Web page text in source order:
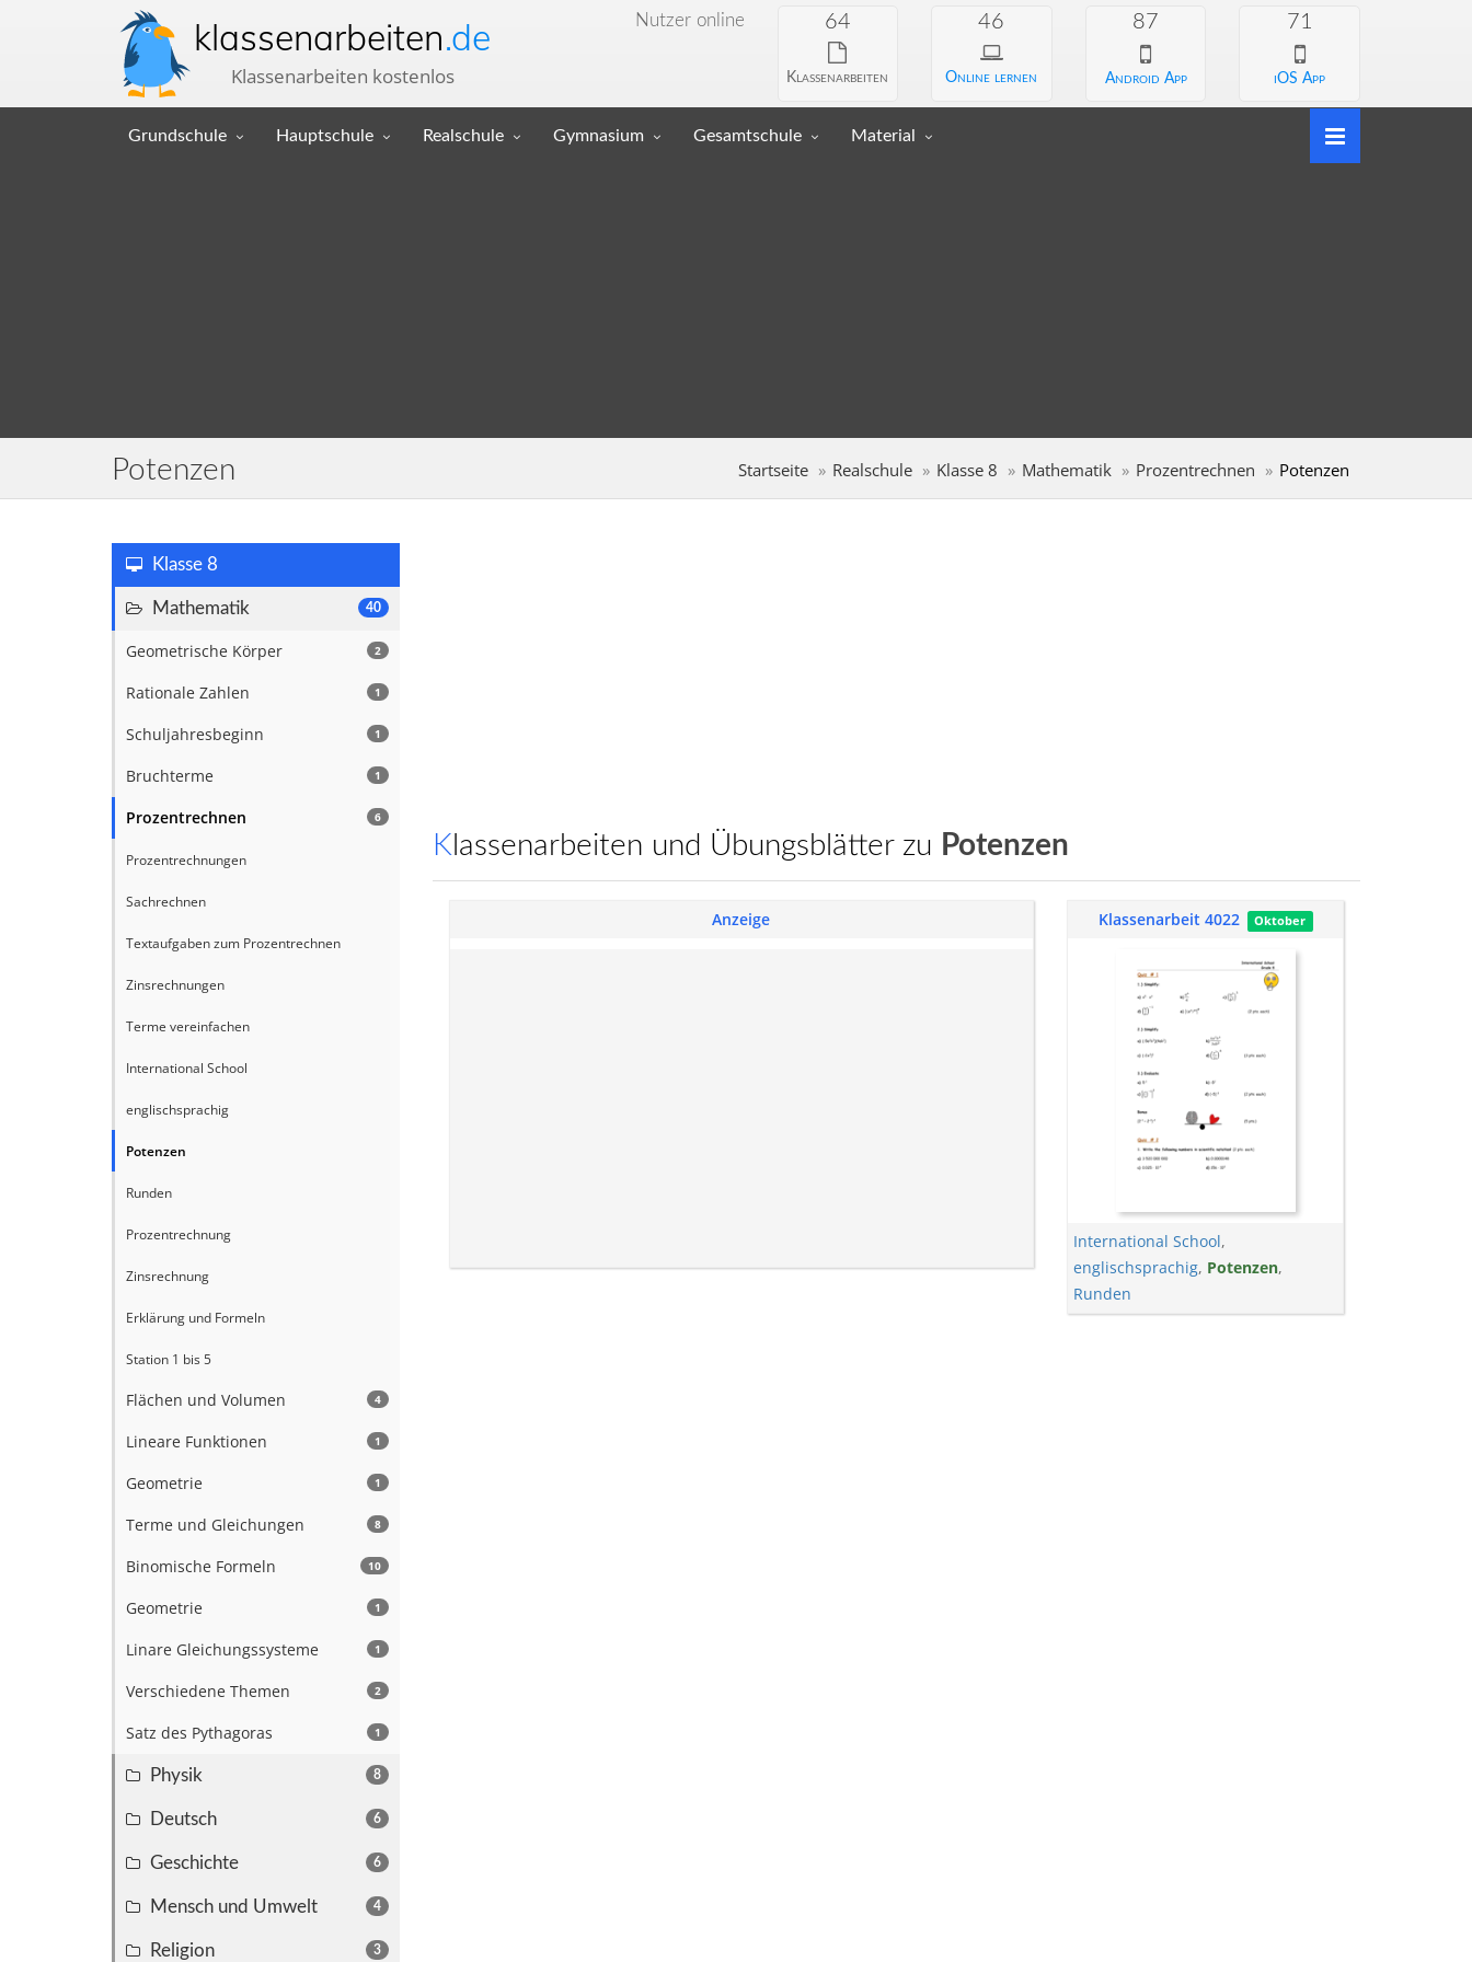
klassenarbeiten.de
Klassenarbeiten kostenlos
Nutzer online 64
Klassenarbeiten
46
Online lernen
87
Android App
71
iOS App
Grundschule Hauptschule Realschule Gymnasium Gesamtschule Material
Potenzen Startseite Realschule Klasse 8 Mathematik Prozentrechnen Potenzen
Klasse 8
40
Mathematik
2
Geometrische Körper
1
Rationale Zahlen
1
Schuljahresbeginn
1
Bruchterme
6
Prozentrechnen
Prozentrechnungen
Sachrechnen
Textaufgaben zum Prozentrechnen
Zinsrechnungen
Terme vereinfachen
International School
englischsprachig
Potenzen
Runden
Prozentrechnung
Zinsrechnung
Erklärung und Formeln
Station 1 bis 5
4
Flächen und Volumen
1
Lineare Funktionen
1
Geometrie
8
Terme und Gleichungen
10
Binomische Formeln
1
Geometrie
1
Linare Gleichungssysteme
2
Verschiedene Themen
1
Satz des Pythagoras
8
Physik
6
Deutsch
6
Geschichte
4
Mensch und Umwelt
3
Religion
Klassenarbeiten und Übungsblätter zu Potenzen
Anzeige Klassenarbeit 4022 Oktober
International School,
englischsprachig, Potenzen,
Runden